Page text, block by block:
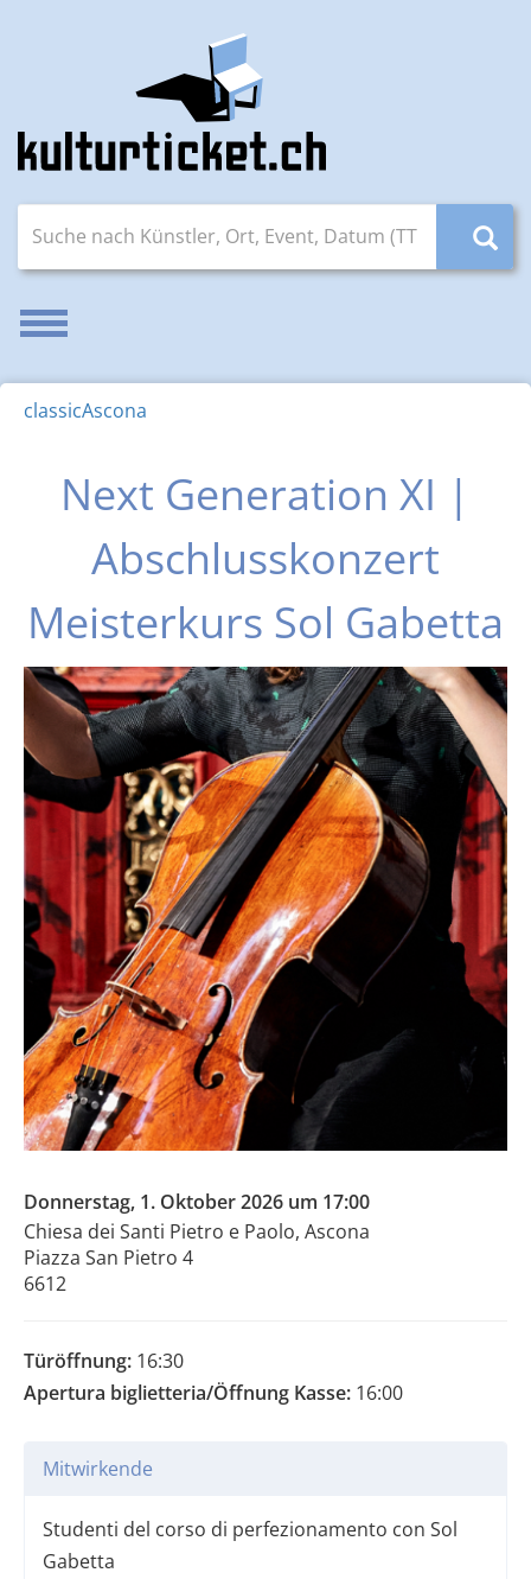
Navigation aktivieren/deaktivieren
classicAscona
Next Generation XI |
Abschlusskonzert
Meisterkurs Sol Gabetta
Donnerstag, 1. Oktober 2026 um 17:00
Chiesa dei Santi Pietro e Paolo, Ascona
Piazza San Pietro 4
6612
Türöffnung: 16:30
Apertura biglietteria/Öffnung Kasse: 16:00
Mitwirkende
Studenti del corso di perfezionamento con Sol
Gabetta